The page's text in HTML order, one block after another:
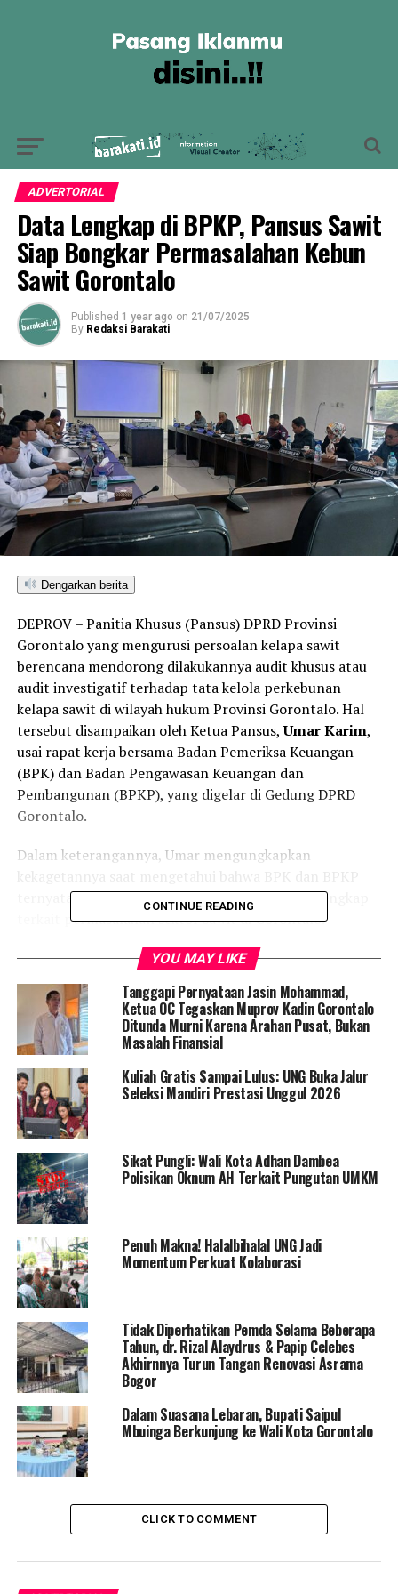
ADVERTORIAL
Data Lengkap di BPKP, Pansus Sawit
Siap Bongkar Permasalahan Kebun
Sawit Gorontalo
Published 1 year ago on 21/07/2025
By Redaksi Barakati
Dengarkan berita
DEPROV – Panitia Khusus (Pansus) DPRD Provinsi
Gorontalo yang mengurusi persoalan kelapa sawit
berencana mendorong dilakukannya audit khusus atau
audit investigatif terhadap tata kelola perkebunan
kelapa sawit di wilayah hukum Provinsi Gorontalo. Hal
tersebut disampaikan oleh Ketua Pansus,Umar Karim,
usai rapat kerja bersama Badan Pemeriksa Keuangan
(BPK) dan Badan Pengawasan Keuangan dan
Pembangunan (BPKP), yang digelar di Gedung DPRD
Gorontalo.
Dalam keterangannya, Umar mengungkapkan
ternyata telah mengantongi data yang sangat lengkap
terkait permasalahan sektor sawit di Gorontalo.
“Kami kaget ternyata BPKP memiliki data yang lengkap.
Bahkan mereka sudah beberapa kali menerbitkan
rekomendasi kepada Gubernur maupun Bupati di
beberapa daerah,” ujar Umar.
Menindaklanjuti hal tersebut, Pansus akan melakukan
koordinasi lanjutan dengan BPK dan BPKP, guna
membahas pelaksanaanaudit khususterhadap tata
kelola perkebunan kelapa sawit, termasuk potensi
optimal.
“Baik BPK maupun BPKP pada prinsipnya terbuka untuk
melaksanakan audit khusus terkait perkebunan sawit di
Gorontalo,” tambahnya.
Menurut Umar, audit khusus dimaksud adalah bentuk
pemeriksaan yang menyeluruh dan berfokus pada aspek
kerugian negara serta penyimpangan pengelolaan aset
dan lahan.
Ia mengungkapkan bahwa terdapat
hektar lahan sawitdi Gorontalo yang tidak digunakan
oleh perusahaan pemegang konsesi. Hal ini dinilainya
berpengaruh besar terhadap stagnasi pertumbuhan
ekonomi daerah.
“Dengan lahan seluas itu yang tidak digunakan, tentu
berdampak langsung pada potensi ekonomi yang hilang
bagi daerah,” tegas Umar.
CONTINUE READING
YOU MAY LIKE
Tanggapi Pernyataan Jasin Mohammad,
Ketua OC Tegaskan Muprov Kadin Gorontalo
Ditunda Murni Karena Arahan Pusat, Bukan
Masalah Finansial
Kuliah Gratis Sampai Lulus: UNG Buka Jalur
Seleksi Mandiri Prestasi Unggul 2026
Sikat Pungli: Wali Kota Adhan Dambea
Polisikan Oknum AH Terkait Pungutan UMKM
Penuh Makna! Halalbihalal UNG Jadi
Momentum Perkuat Kolaborasi
Tidak Diperhatikan Pemda Selama Beberapa
Tahun, dr. Rizal Alaydrus & Papip Celebes
Akhirnnya Turun Tangan Renovasi Asrama
Bogor
Dalam Suasana Lebaran, Bupati Saipul
Mbuinga Berkunjung ke Wali Kota Gorontalo
CLICK TO COMMENT